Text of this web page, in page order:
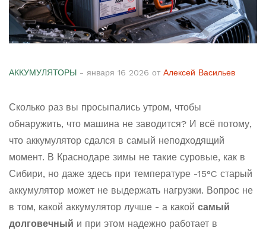
АККУМУЛЯТОРЫ - января 16 2026 от Алексей Васильев
Сколько раз вы просыпались утром, чтобы
обнаружить, что машина не заводится? И всё потому,
что аккумулятор сдался в самый неподходящий
момент. В Краснодаре зимы не такие суровые, как в
Сибири, но даже здесь при температуре -15°C старый
аккумулятор может не выдержать нагрузки. Вопрос не
в том, какой аккумулятор лучше - а какой самый
долговечный и при этом надежно работает в